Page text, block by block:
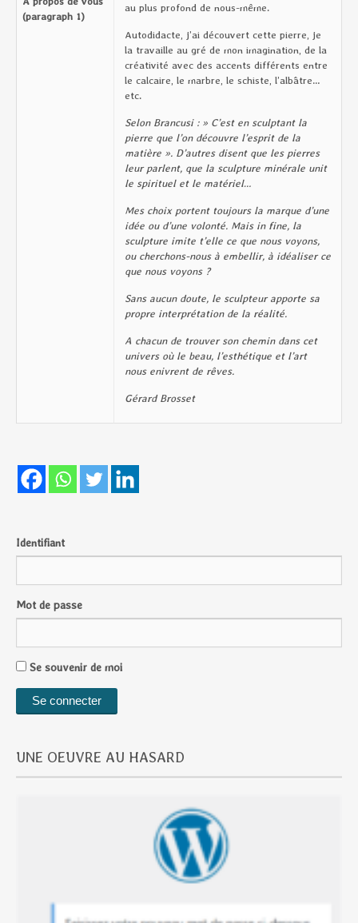
(paragraph 1)
au plus profond de nous-même.
Autodidacte, j’ai découvert cette pierre, je
la travaille au gré de mon imagination, de la
créativité avec des accents différents entre
le calcaire, le marbre, le schiste, l’albâtre…
etc.
Selon Brancusi : » C’est en sculptant la
pierre que l’on découvre l’esprit de la
matière ». D’autres disent que les pierres
leur parlent, que la sculpture minérale unit
le spirituel et le matériel…
Mes choix portent toujours la marque d’une
idée ou d’une volonté. Mais in fine, la
sculpture imite t’elle ce que nous voyons,
ou cherchons-nous à embellir, à idéaliser ce
que nous voyons ?
Sans aucun doute, le sculpteur apporte sa
propre interprétation de la réalité.
A chacun de trouver son chemin dans cet
univers où le beau, l’esthétique et l’art
nous enivrent de rêves.
Gérard Brosset
Identifiant
Mot de passe
Se souvenir de moi
UNE OEUVRE AU HASARD